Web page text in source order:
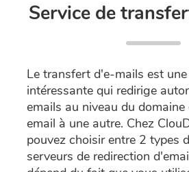
Service de
Le transfert d'e-mails est
intéressante qui redirige
emails au niveau du
email à une autre. Chez
pouvez choisir entre 2 types
serveurs de redirection